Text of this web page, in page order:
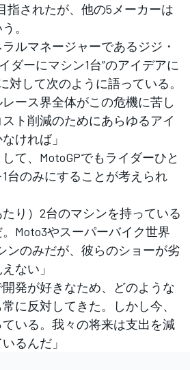
指されたが、他の5メーカーは
。
ルマネージャーであるジジ・
ダーにマシン1台”のアイデアに
対して次のように語っている。
レース界全体がこの危機に苦し
ト削減のためにあらゆるアイ
ければ」
て、MotoGPでもライダーひと
台のみにすることが考えられ
たり）2台のマシンを持っている
Moto3やスーパーバイク世界
ンのみだが、彼らのショーが劣
ない」
開発が好きなため、どのような
に反対してきた。しかし今、
いる。我々の将来は支出を減
るんだ」